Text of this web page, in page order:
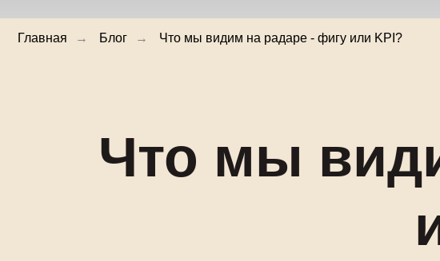
Главная → Блог → Что мы видим на радаре - фигу или KPI?
Что мы